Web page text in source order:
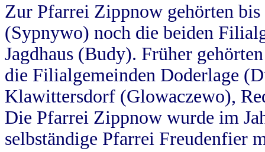
Zur Pfarrei Zippnow gehörten
(Sypnywo) noch die beiden
Jagdhaus (Budy). Früher
die Filialgemeinden Doderlage
Klawittersdorf (Glowaczewo),
Die Pfarrei Zippnow wurde im
selbständige Pfarrei Freudenfier